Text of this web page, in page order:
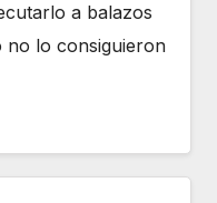
a balazos
no lo consiguieron